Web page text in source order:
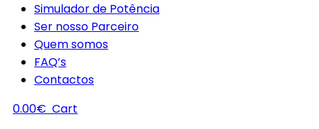
Simulador de Potência
Ser nosso Parceiro
Quem somos
FAQ’s
Contactos
0.00€ Cart